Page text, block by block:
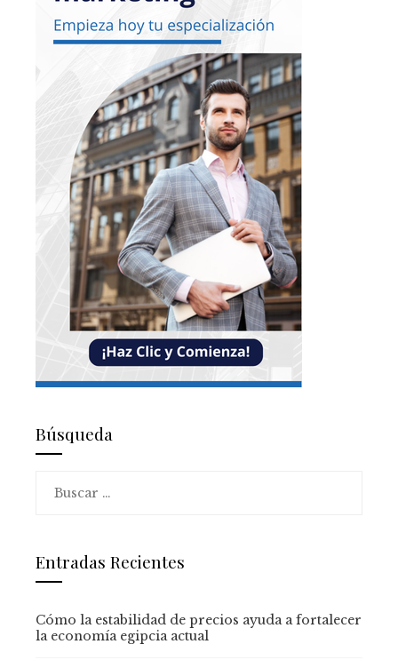
Búsqueda
Entradas Recientes
Cómo la estabilidad de precios ayuda a fortalecer
la economía egipcia actual